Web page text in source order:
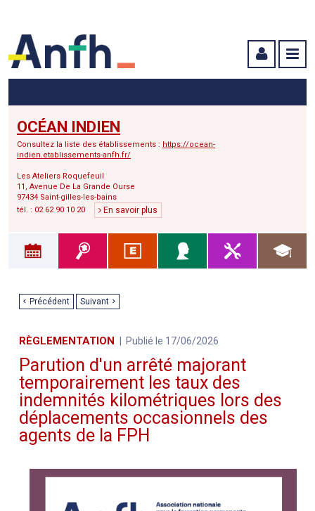
OCÉAN INDIEN
Consultez la liste des établissements : https://ocean-
indien.etablissements-anfh.fr/
Les Ateliers Roquefeuil
11, Avenue De La Grande Ourse
97434 Saint-gilles-les-bains
tél. : 02 62 90 10 20
En savoir plus
Précédent Suivant
RÈGLEMENTATION Publié le 17/06/2026
Parution d'un arrêté majorant
temporairement les taux des
indemnités kilométriques lors des
déplacements occasionnels des
agents de la FPH